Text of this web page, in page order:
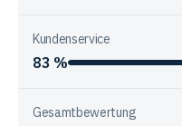
Kundenservice
83 %
Gesamtbewertung